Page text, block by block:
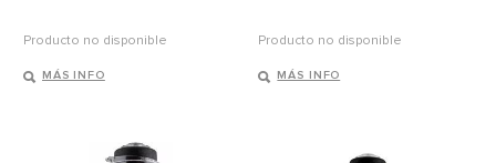
Producto no disponible
MÁS INFO
Producto no disponible
MÁS INFO